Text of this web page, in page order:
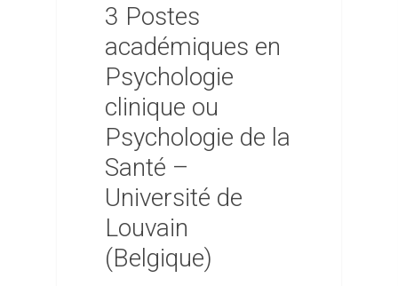
3 Postes
académiques en
Psychologie
clinique ou
Psychologie de la
Santé –
Université de
Louvain
(Belgique)